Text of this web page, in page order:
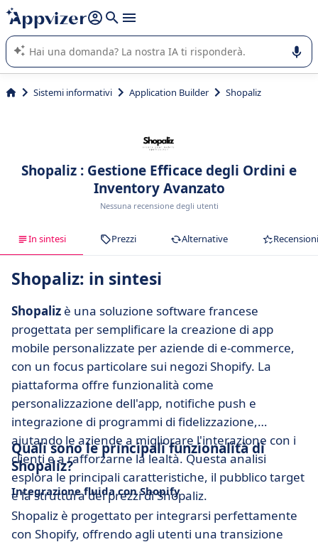
righe con
shift + enter
L'IA di Appvizer vi guida nell'utilizzo o nella scelta di un
software SaaS per la vostra azienda.
Sistemi informativi Application Builder Shopaliz
Shopaliz : Gestione Efficace degli Ordini e
Inventory Avanzato
Nessuna recensione degli utenti
In sintesi Prezzi Alternative Recensioni
Shopaliz: in sintesi
Shopaliz è una soluzione software francese
progettata per semplificare la creazione di app
mobile personalizzate per aziende di e-commerce,
con un focus particolare sui negozi Shopify. La
piattaforma offre funzionalità come
personalizzazione dell'app, notifiche push e
integrazione di programmi di fidelizzazione,
aiutando le aziende a migliorare l'interazione con i
clienti e a rafforzarne la lealtà. Questa analisi
esplora le principali caratteristiche, il pubblico target
e la struttura dei prezzi di Shopaliz.
Quali sono le principali funzionalità di
Shopaliz?
Integrazione fluida con Shopify
Shopaliz è progettato per integrarsi perfettamente
con Shopify, offrendo agli utenti una transizione